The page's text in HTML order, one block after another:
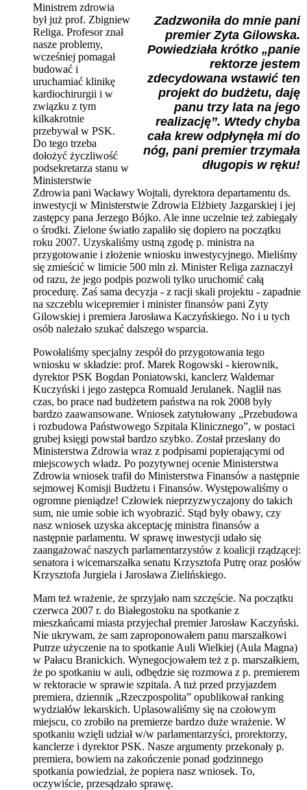
Zadzwoniła do mnie pani
premier Zyta Gilowska.
Powiedziała krótko „panie
rektorze jestem
zdecydowana wstawić ten
projekt do budżetu, daję
panu trzy lata na jego
realizację”. Wtedy chyba
cała krew odpłynęła mi do
nóg, pani premier trzymała
długopis w ręku!
Ministrem zdrowia
był już prof. Zbigniew
Religa. Profesor znał
nasze problemy,
wcześniej pomagał
budować i
uruchamiać klinikę
kardiochirurgii i w
związku z tym
kilkakrotnie
przebywał w PSK.
Do tego trzeba
dołożyć życzliwość
podsekretarza stanu w
Ministerstwie
Zdrowia pani Wacławy Wojtali, dyrektora departamentu ds.
inwestycji w Ministerstwie Zdrowia Elżbiety Jazgarskiej i jej
zastępcy pana Jerzego Bójko. Ale inne uczelnie też zabiegały
o środki. Zielone światło zapaliło się dopiero na początku
roku 2007. Uzyskaliśmy ustną zgodę p. ministra na
przygotowanie i złożenie wniosku inwestycyjnego. Mieliśmy
się zmieścić w limicie 500 mln zł. Minister Religa zaznaczył
od razu, że jego podpis pozwoli tylko uruchomić całą
procedurę. Zaś sama decyzja - z racji skali projektu - zapadnie
na szczeblu wicepremier i minister finansów pani Zyty
Gilowskiej i premiera Jarosława Kaczyńskiego. No i u tych
osób należało szukać dalszego wsparcia.
Powołaliśmy specjalny zespół do przygotowania tego
wniosku w składzie: prof. Marek Rogowski - kierownik,
dyrektor PSK Bogdan Poniatowski, kanclerz Waldemar
Kuczyński i jego zastępca Romuald Jerulanek. Naglił nas
czas, bo prace nad budżetem państwa na rok 2008 były
bardzo zaawansowane. Wniosek zatytułowany „Przebudowa
i rozbudowa Państwowego Szpitala Klinicznego”, w postaci
grubej księgi powstał bardzo szybko. Został przesłany do
Ministerstwa Zdrowia wraz z podpisami popierającymi od
miejscowych władz. Po pozytywnej ocenie Ministerstwa
Zdrowia wniosek trafił do Ministerstwa Finansów a następnie
sejmowej Komisji Budżetu i Finansów. Występowaliśmy o
ogromne pieniądze! Człowiek nieprzyzwyczajony do takich
sum, nie umie sobie ich wyobrazić. Stąd były obawy, czy
nasz wniosek uzyska akceptację ministra finansów a
następnie parlamentu. W sprawę inwestycji udało się
zaangażować naszych parlamentarzystów z koalicji rządzącej:
senatora i wicemarszałka senatu Krzysztofa Putrę oraz posłów
Krzysztofa Jurgiela i Jarosława Zielińskiego.
Mam też wrażenie, że sprzyjało nam szczęście. Na początku
czerwca 2007 r. do Białegostoku na spotkanie z
mieszkańcami miasta przyjechał premier Jarosław Kaczyński.
Nie ukrywam, że sam zaproponowałem panu marszałkowi
Putrze użyczenie na to spotkanie Auli Wielkiej (Aula Magna)
w Pałacu Branickich. Wynegocjowałem też z p. marszałkiem,
że po spotkaniu w auli, odbędzie się rozmowa z p. premierem
w rektoracie w sprawie szpitala. A tuż przed przyjazdem
premiera, dziennik „Rzeczpospolita” opublikował ranking
wydziałów lekarskich. Uplasowaliśmy się na czołowym
miejscu, co zrobiło na premierze bardzo duże wrażenie. W
spotkaniu wzięli udział w/w parlamentarzyści, prorektorzy,
kanclerze i dyrektor PSK. Nasze argumenty przekonały p.
premiera, bowiem na zakończenie ponad godzinnego
spotkania powiedział, że popiera nasz wniosek. To,
oczywiście, przesądzało sprawę.